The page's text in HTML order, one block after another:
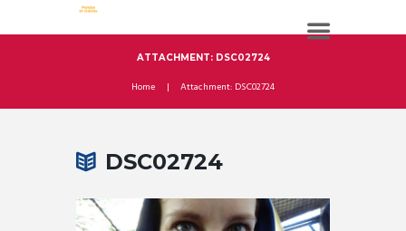
ATTACHMENT: DSC02724
Home Attachment: DSC02724
DSC02724